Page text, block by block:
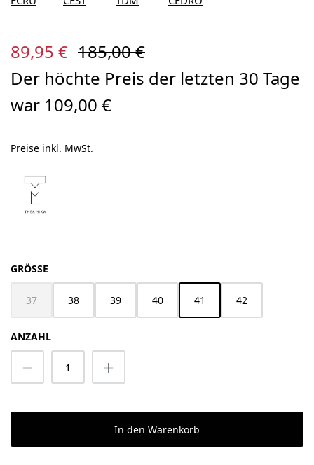
Verkaufspreis:
89,95 € Regulärer Preis:
185,00 €
Der höchte Preis der letzten 30 Tage
war 109,00 €
Preise inkl. MwSt.
GRÖSSE
37
(Diese Option ist zurzeit nicht verfügbar.)
38 39 40 41 42
ANZAHL
Produkt Anzahl: Gib den gewünschten
In den Warenkorb